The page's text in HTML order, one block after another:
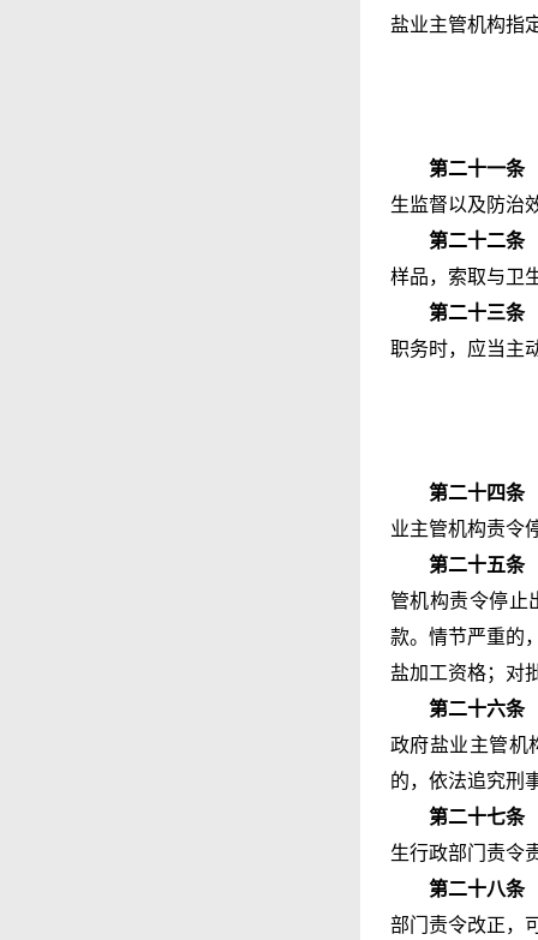
盐业主管机构指
第二十一条
生监督以及防治
第二十二条
样品，索取与卫
第二十三条
职务时，应当主
第二十四条
业主管机构责令
第二十五条
管机构责令停止
款。情节严重的
盐加工资格；对
第二十六条
政府盐业主管机
的，依法追究刑
第二十七条
生行政部门责令
第二十八条
部门责令改正，